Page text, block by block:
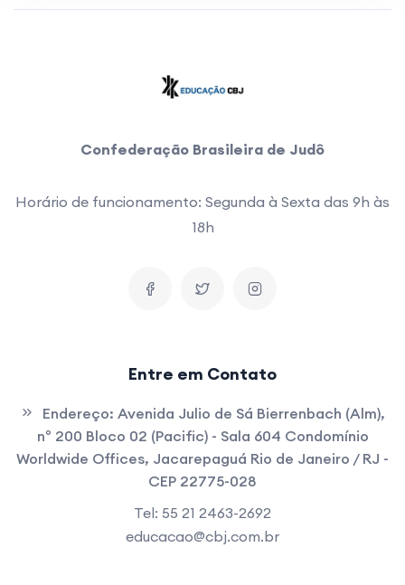
Confederação Brasileira de Judô
Horário de funcionamento: Segunda à Sexta das 9h às
18h
Entre em Contato
Endereço: Avenida Julio de Sá Bierrenbach (Alm),
nº 200 Bloco 02 (Pacific) - Sala 604 Condomínio
Worldwide Offices, Jacarepaguá Rio de Janeiro / RJ -
CEP 22775-028
Tel: 55 21 2463-2692
educacao@cbj.com.br